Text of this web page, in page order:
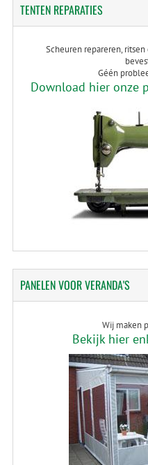
TENTENREPARATIES
Scheuren repareren,
Géén
Download hier onze
PANELENVOOR VERANDA'S
Wij maken
Bekijk hier